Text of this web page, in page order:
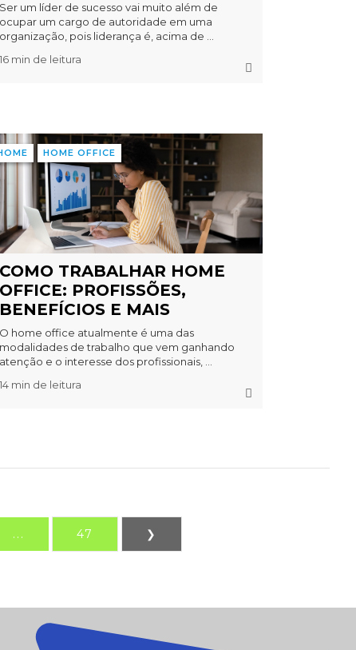
Ser um líder de sucesso vai muito além de
ocupar um cargo de autoridade em uma
organização, pois liderança é, acima de ...
16 min de leitura
HOME OFFICE
COMO TRABALHAR HOME
OFFICE: PROFISSÕES,
BENEFÍCIOS E MAIS
O home office atualmente é uma das
modalidades de trabalho que vem ganhando
atenção e o interesse dos profissionais, ...
14 min de leitura
... 47 ❯